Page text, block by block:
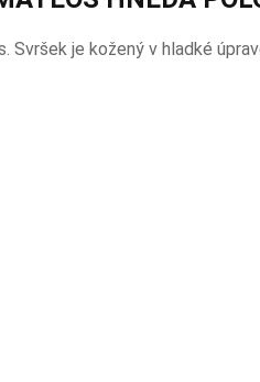
Svršek je kožený v hladké